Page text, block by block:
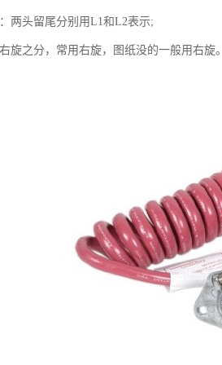
两头留尾分别用L1和L2表示;
旋之分，常用右旋，图纸没的一般用右旋。